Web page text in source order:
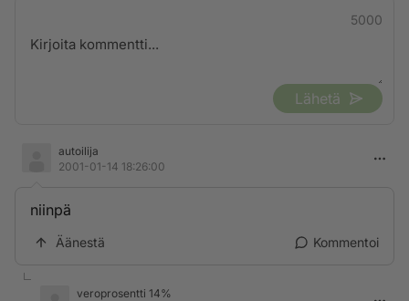
5000
Lähetä
autoilija
2001-01-14 18:26:00
niinpä
Äänestä Kommentoi
veroprosentti 14%